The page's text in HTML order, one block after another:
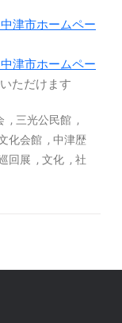
津市ホームペー
市ホームペー
ただけます
, 三光公民館 ,
化会館 , 中津歴
回展 , 文化 , 社